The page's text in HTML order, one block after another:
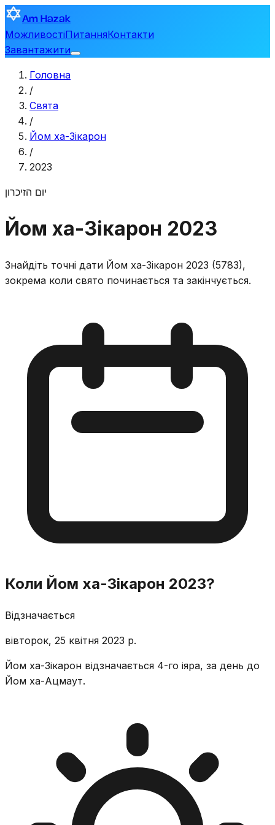
Am Hazak
МожливостіПитанняКонтакти
Завантажити
Головна
/
Свята
/
Йом ха-Зікарон
/
2023
יום הזיכרון
Йом ха-Зікарон 2023
Знайдіть точні дати Йом ха-Зікарон 2023 (5783),
зокрема коли свято починається та закінчується.
Коли Йом ха-Зікарон 2023?
Відзначається
вівторок, 25 квітня 2023 р.
Йом ха-Зікарон відзначається 4-го іяра, за день до
Йом ха-Ацмаут.